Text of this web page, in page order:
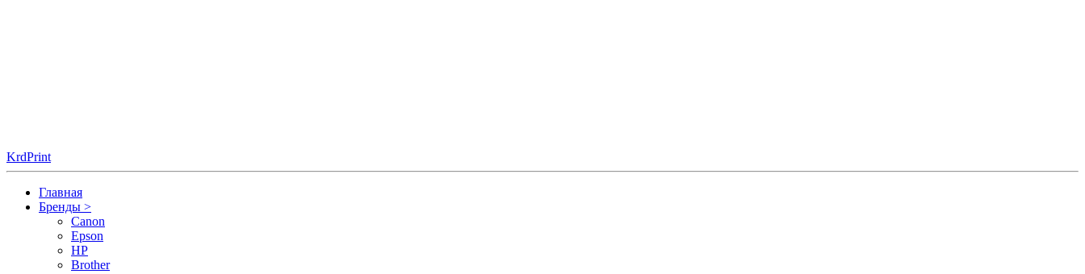
KrdPrint
Главная
Бренды >
Canon
Epson
HP
Brother